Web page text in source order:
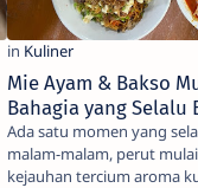
Mie Ayam & Bakso
Bahagia yang Selalu
Ada satu momen yang
malam-malam, perut
kejauhan tercium aroma